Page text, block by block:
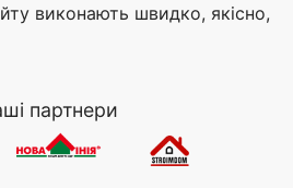
виконають швидко, якісно,
партнери